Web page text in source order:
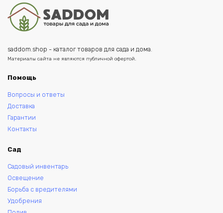
saddom.shop - каталог товаров для сада и дома.
Материалы сайта не являются публичной офертой.
Помощь
Вопросы и ответы
Доставка
Гарантии
Контакты
Сад
Садовый инвентарь
Освещение
Борьба с вредителями
Удобрения